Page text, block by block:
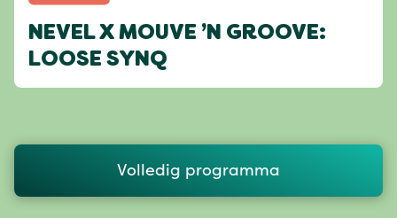
NEVEL X MOUVE ’N GROOVE:
LOOSE SYNQ
Volledig programma